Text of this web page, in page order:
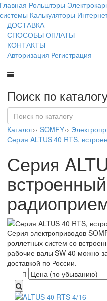
Главная Рольшторы
системы Калькуляторы
ДОСТАВКА
СПОСОБЫ ОПЛАТЫ
КОНТАКТЫ
Авторизация Регистрация
Поиск по
Каталог›› SOMFY››
Серия ALTUS 40 RTS,
Серия
встроенный
Серия электроприводов
роллетных систем со
рабочие валы SW 40 можно
доставкой по России.